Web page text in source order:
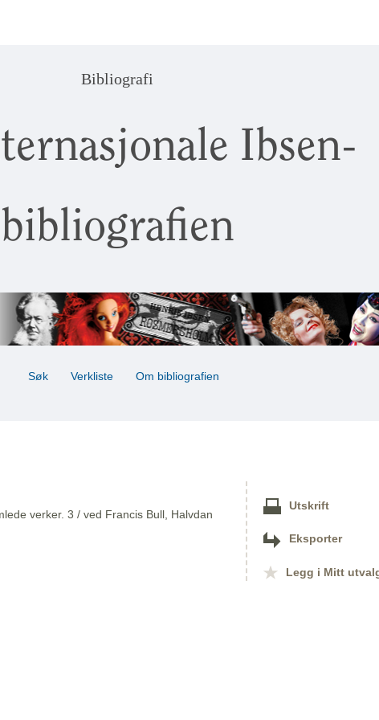
Bibliografi
Ibsen-
bibliografien
Søk Verkliste Om bibliografien
verker. 3 / ved Francis Bull, Halvdan
Utskrift
Eksporter
Legg i Mitt